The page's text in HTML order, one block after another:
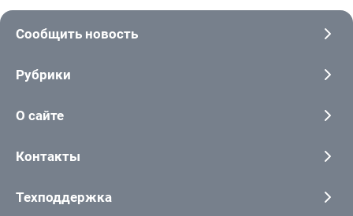
Сообщить новость
Рубрики
О сайте
Контакты
Техподдержка